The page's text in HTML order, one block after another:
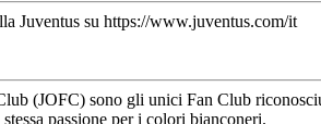
Juventus su https://www.juventus.com/it
(JOFC) sono gli unici Fan Club
passione per i colori bianconeri.